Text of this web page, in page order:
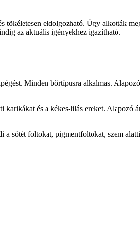
tökéletesen eldolgozható. Úgy alkották
az aktuális igényekhez igazítható.
Minden bőrtípusra alkalmas.
karikákat és a kékes-lilás ereket. Alapozó
a sötét foltokat, pigmentfoltokat, szem